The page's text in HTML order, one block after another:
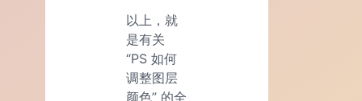
以上，就
是有关
“PS 如何
调整图层
颜色” 的全